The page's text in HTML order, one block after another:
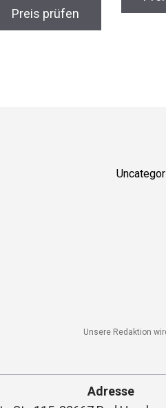
Preis prüfen
Unsere Redaktion
Adresse